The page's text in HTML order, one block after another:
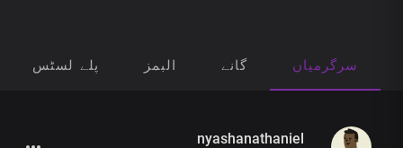
سرگرمیاں گانے البمز پلے لسٹس
nyashanathaniel